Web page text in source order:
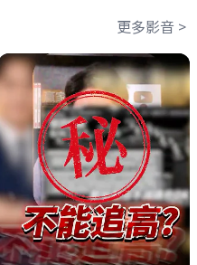
更多影音 >